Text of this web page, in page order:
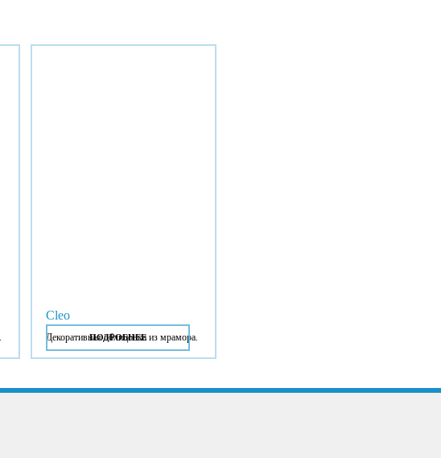
Cleo
Декоративная облицовка из мрамора.
ПОДРОБНЕЕ